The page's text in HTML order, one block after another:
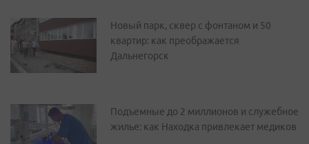
Новый парк, сквер с фонтаном и 50
квартир: как преображается
Дальнегорск
Подъемные до 2 миллионов и служебное
жилье: как Находка привлекает медиков